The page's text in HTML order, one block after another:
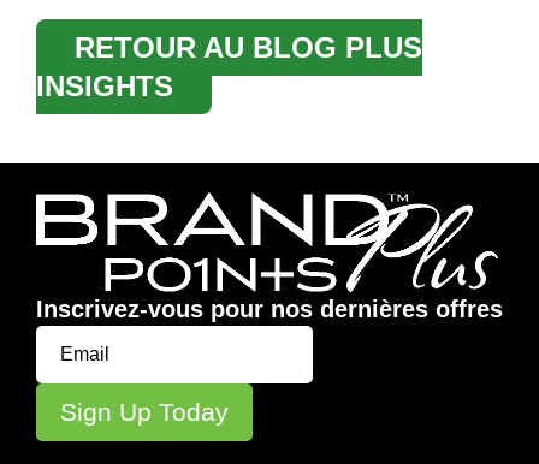
RETOUR AU BLOG PLUS
INSIGHTS
Inscrivez-vous pour nos dernières offres